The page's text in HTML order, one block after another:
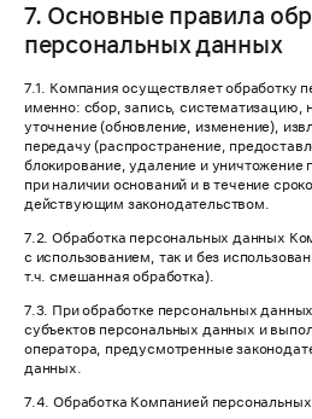
7. Основные правила
персональных данных
7.1. Компания осуществляет обработку
именно: сбор, запись, систематизацию,
уточнение (обновление, изменение),
передачу (распространение,
блокирование, удаление и уничтожение
при наличии оснований и в течение
действующим законодательством.
7.2. Обработка персональных данных
с использованием, так и без
т.ч. смешанная обработка).
7.3. При обработке персональных
субъектов персональных данных и
оператора, предусмотренные
данных.
7.4. Обработка Компанией